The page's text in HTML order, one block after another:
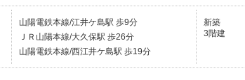
山陽電鉄本線/江井ケ島駅 歩9分
ＪＲ山陽本線/大久保駅 歩26分
山陽電鉄本線/西江井ケ島駅 歩19分
新築
3階建